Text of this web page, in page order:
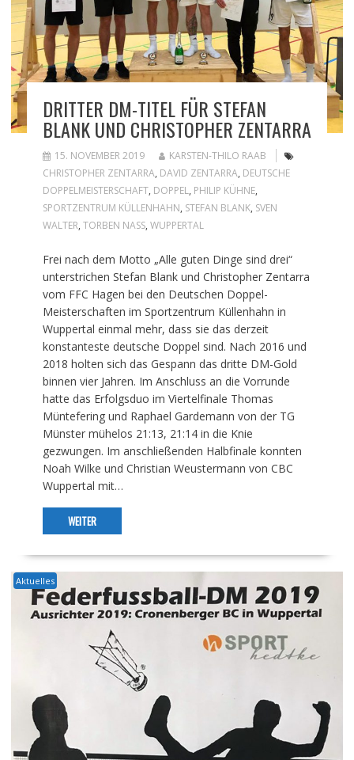
DRITTER DM-TITEL FÜR STEFAN
BLANK UND CHRISTOPHER ZENTARRA
15. NOVEMBER 2019
KARSTEN-THILO RAAB
CHRISTOPHER ZENTARRA, DAVID ZENTARRA, DEUTSCHE
DOPPELMEISTERSCHAFT, DOPPEL, PHILIP KÜHNE,
SPORTZENTRUM KÜLLENHAHN, STEFAN BLANK, SVEN
WALTER, TORBEN NASS, WUPPERTAL
Frei nach dem Motto „Alle guten Dinge sind drei“
unterstrichen Stefan Blank und Christopher Zentarra
vom FFC Hagen bei den Deutschen Doppel-
Meisterschaften im Sportzentrum Küllenhahn in
Wuppertal einmal mehr, dass sie das derzeit
konstanteste deutsche Doppel sind. Nach 2016 und
2018 holten sich das Gespann das dritte DM-Gold
binnen vier Jahren. Im Anschluss an die Vorrunde
hatte das Erfolgsduo im Viertelfinale Thomas
Müntefering und Raphael Gardemann von der TG
Münster mühelos 21:13, 21:14 in die Knie
gezwungen. Im anschließenden Halbfinale konnten
Noah Wilke und Christian Weustermann von CBC
Wuppertal mit…
WEITER
Aktuelles